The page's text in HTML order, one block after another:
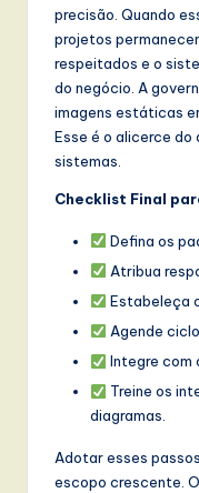
precisão. Quando
projetos
respeitados e o
do negócio. A
imagens estáticas
Esse é o alicerce
sistemas.
Checklist Final
Defina os
Atribua
Estabeleça
Agende
Integre com
Treine os
diagramas.
Adotar esses
escopo crescente.